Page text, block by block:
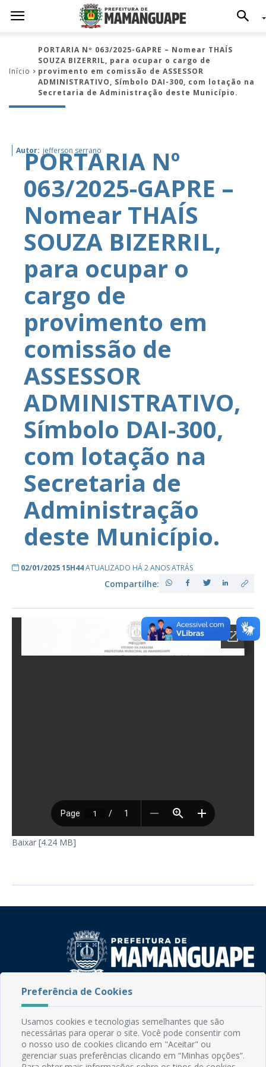
Início
PORTARIA Nº 063/2025-GAPRE – Nomear THAÍS
SOUZA BIZERRIL, para ocupar o cargo de
provimento em comissão de ASSESSOR
ADMINISTRATIVO, Símbolo DAI-300, com lotação na
Secretaria de Administração deste Município.
Autor: jefferson serrano
PORTARIA Nº
063/2025-GAPRE –
Nomear THAÍS
SOUZA BIZERRIL,
para ocupar o
cargo de
provimento em
comissão de
ASSESSOR
ADMINISTRATIVO,
Símbolo DAI-300,
com lotação na
Secretaria de
Administração
deste Município.
02/01/2025 15H44ATUALIZADO HÁ 2 ANOS ATRÁS
Compartilhe:
Baixar [4.24 MB]
Rua do Imperador, 78, Centro
CEP: 58.280-000 - Mamanguape/PB
Fone: (83) 3292-2246
Email: comunicacao@mamanguape.pb.gov.br
Expediente: Segunda à Sexta, das 08h às 13h
Preferência de Cookies
Usamos cookies e tecnologias semelhantes que são
necessárias para operar o site. Você pode consentir com
o nosso uso de cookies clicando em "Aceitar" ou
gerenciar suas preferências clicando em “Minhas opções”.